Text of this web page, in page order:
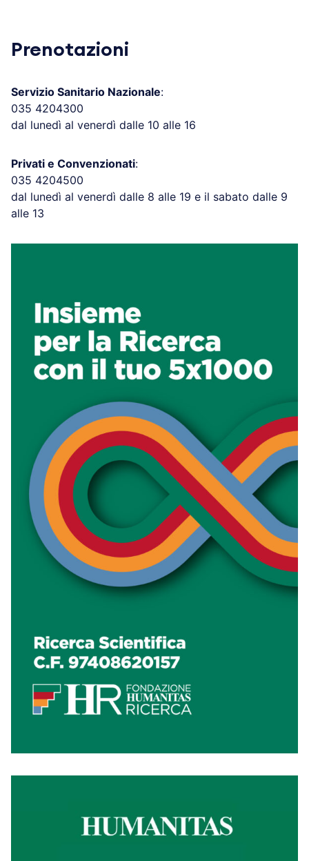
Prenotazioni
Servizio Sanitario Nazionale:
035 4204300
dal lunedì al venerdì dalle 10 alle 16
Privati e Convenzionati:
035 4204500
dal lunedì al venerdì dalle 8 alle 19 e il sabato dalle 9
alle 13